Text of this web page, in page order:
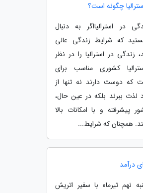
چگونه است؟
در استرالیااگر به دنبال
که شرایط زندگی عالی
زندگی در استرالیا را در نظر
کشوری مناسب برای
که دوست دارند نه تنها از
لذت ببرند بلکه در عین حال،
پیشرفته و با امکانات بالا
همچنان که شرایط...
درآمد
نهم تیرماه با سفیر اتریش